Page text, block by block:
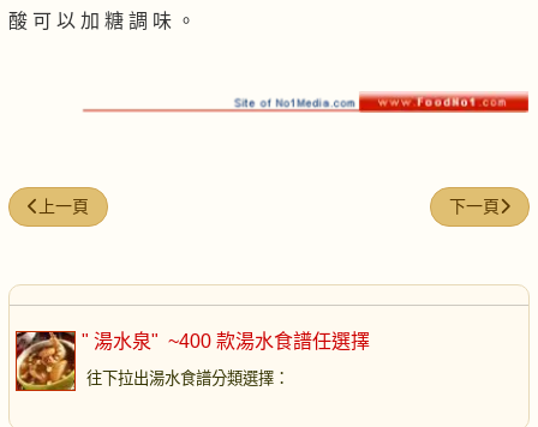
酸 可 以 加 糖 調 味 。
上一篇文章: 佛手瓜中火湯
上一頁 下一篇文章
下一頁
" 湯水泉" ~400 款湯水食譜任選擇
往下拉出湯水食譜分類選擇 ：